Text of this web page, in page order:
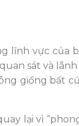
lĩnh vực của
sát và
giống bất
lại vì